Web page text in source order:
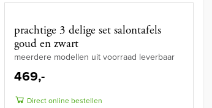
prachtige 3 delige set salontafels
goud en zwart
meerdere modellen uit voorraad leverbaar
469,-
Direct online bestellen